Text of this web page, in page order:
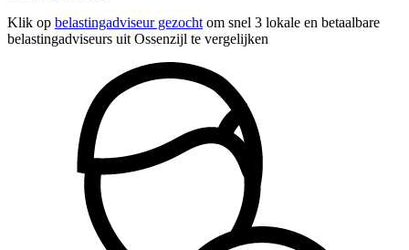
Klik op belastingadviseur gezocht om snel 3 lokale en betaalbare
belastingadviseurs uit Ossenzijl te vergelijken